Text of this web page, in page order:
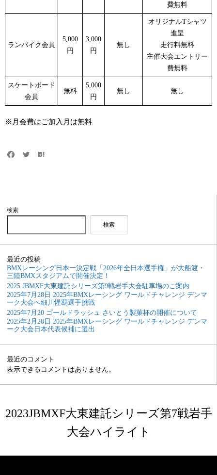
費無料
ランバイク会員
5,000
円
3,000
円
無し
オリジナルTシャツ
進呈
走行料無料
主催大会エントリー
費無料
スケートボード
会員
無料
5,000
円
無し 無し
※月会費はご加入月は無料
検索
検索
最近の投稿
BMXレーシング日本一決定戦「2026年全日本選手権」が大船渡・
三陸BMXスタジアムで開催決定！
2025 JBMXF大東建託シリーズ第9戦岩手大会駐車場のご案内
2025年7月28日 2025年BMXレーシング ワールドチャレンジ デンマ
ーク大会へ細川惺覇選手挑戦
2025年7月20 ゴールドラッシュ さいとう製菓杯の開催について
2025年2月28日 2025年BMXレーシング ワールドチャレンジ デンマ
ーク大会日本代表候補に選出
最近のコメント
表示できるコメントはありません。
2023JBMXF大東建託シリーズ第7戦岩手
大会ハイライト